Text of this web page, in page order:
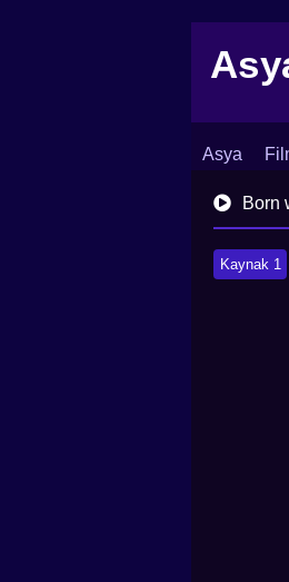
Asya
İletişimBorn
Kaynak 1